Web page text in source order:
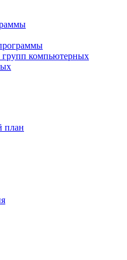
групп компьютерных
план